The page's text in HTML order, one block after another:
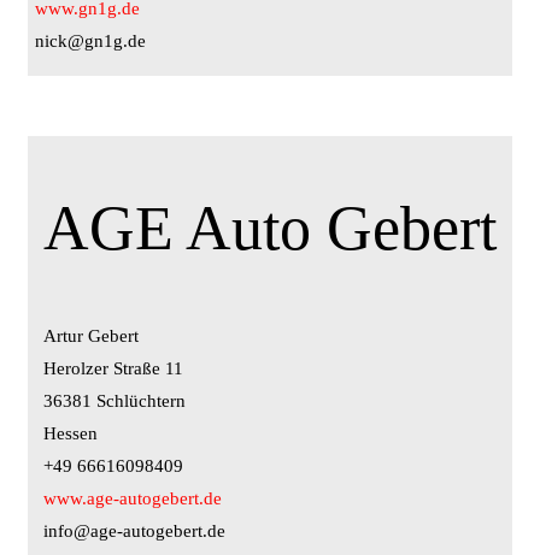
www.gn1g.de
nick@gn1g.de
AGE Auto Gebert
Artur Gebert
Herolzer Straße 11
36381 Schlüchtern
Hessen
+49 66616098409
www.age-autogebert.de
info@age-autogebert.de